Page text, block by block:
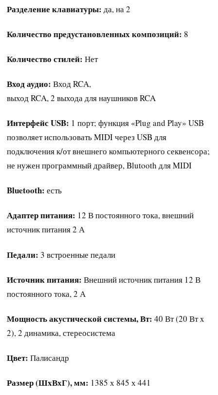
Разделение клавиатуры: да, на 2
Количество предустановленных композиций: 8
Количество стилей: Нет
Вход аудио: Вход RCA,
выход RCA, 2 выхода для наушников RCA
Интерфейс USB: 1 порт; функция «Plug and Play» USB
позволяет использовать MIDI через USB для
подключения к/от внешнего компьютерного секвенсора;
не нужен программный драйвер, Blutooth для MIDI
Bluetooth: есть
Адаптер питания: 12 В постоянного тока, внешний
источник питания 2 А
Педали: 3 встроенные педали
Источник питания: Внешний источник питания 12 В
постоянного тока, 2 А
Мощность акустической системы, Вт: 40 Вт (20 Вт x
2), 2 динамика, стереосистема
Цвет: Палисандр
Размер (ШxВхГ), мм: 1385 х 845 х 441